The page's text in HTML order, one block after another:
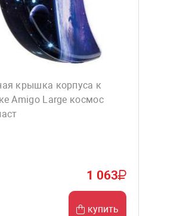
крышка корпуса к
Amigo Large космос
1 063
купить